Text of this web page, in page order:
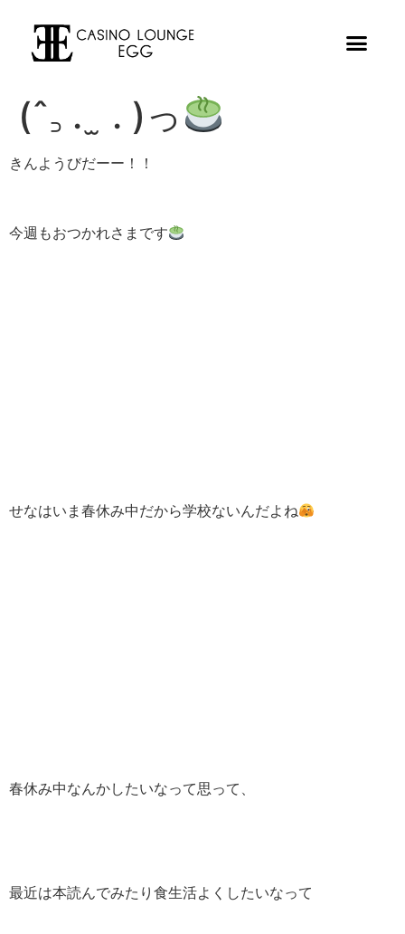
(ˆ꜆ . ̫ . )っ
きんようびだーー！！
今週もおつかれさまです
せなはいま春休み中だから学校ないんだよね
春休み中なんかしたいなって思って、
最近は本読んでみたり食生活よくしたいなって